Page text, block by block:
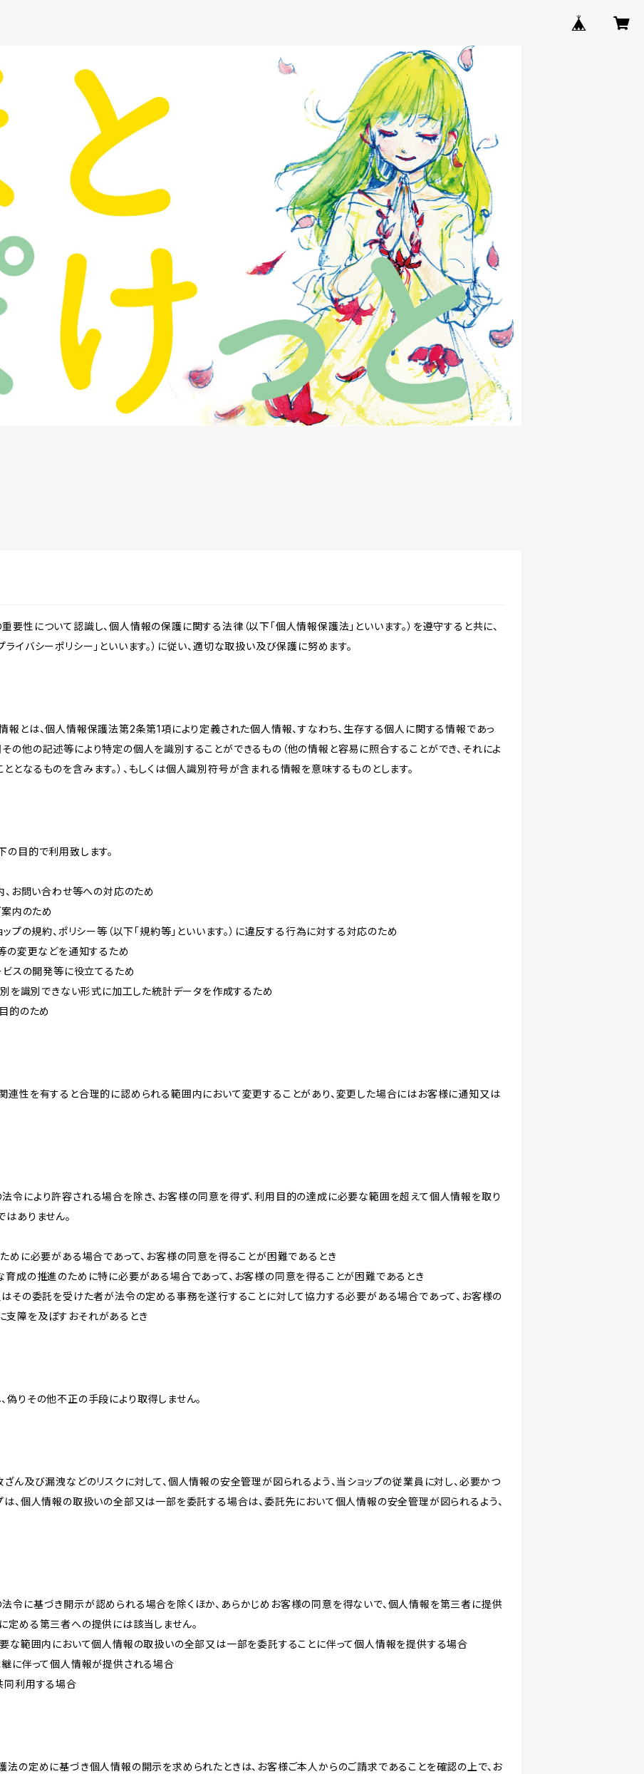
要性について認識し、個人情報の保護に関する法律（以下「個人情報保護法」といいます。）を遵守すると共に、
イバシーポリシー」といいます。）に従い、適切な取扱い及び保護に努めます。
報とは、個人情報保護法第2条第1項により定義された個人情報、すなわち、生存する個人に関する情報であっ
の他の記述等により特定の個人を識別することができるもの（他の情報と容易に照合することができ、それによ
となるものを含みます。）、もしくは個人識別符号が含まれる情報を意味するものとします。
の目的で利用致します。
、お問い合わせ等への対応のため
案内のため
ップの規約、ポリシー等（以下「規約等」といいます。）に違反する行為に対する対応のため
の変更などを通知するため
ビスの開発等に役立てるため
別を識別できない形式に加工した統計データを作成するため
的のため
連性を有すると合理的に認められる範囲内において変更することがあり、変更した場合にはお客様に通知又は
令により許容される場合を除き、お客様の同意を得ず、利用目的の達成に必要な範囲を超えて個人情報を取り
はありません。
ために必要がある場合であって、お客様の同意を得ることが困難であるとき
育成の推進のために特に必要がある場合であって、お客様の同意を得ることが困難であるとき
はその委託を受けた者が法令の定める事務を遂行することに対して協力する必要がある場合であって、お客様の
支障を及ぼすおそれがあるとき
偽りその他不正の手段により取得しません。
ざん及び漏洩などのリスクに対して、個人情報の安全管理が図られるよう、当ショップの従業員に対し、必要かつ
は、個人情報の取扱いの全部又は一部を委託する場合は、委託先において個人情報の安全管理が図られるよう、
令に基づき開示が認められる場合を除くほか、あらかじめお客様の同意を得ないで、個人情報を第三者に提供
定める第三者への提供には該当しません。
要な範囲内において個人情報の取扱いの全部又は一部を委託することに伴って個人情報を提供する場合
継に伴って個人情報が提供される場合
同利用する場合
法の定めに基づき個人情報の開示を求められたときは、お客様ご本人からのご請求であることを確認の上で、お